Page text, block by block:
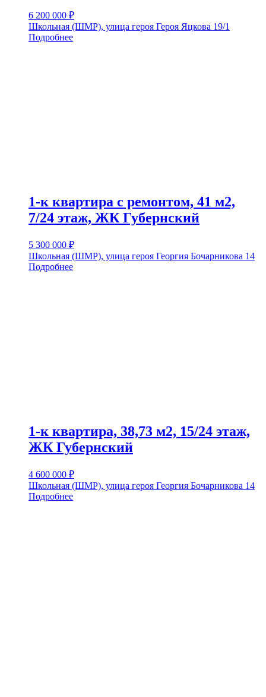
6 200 000 ₽
Школьная (ШМР), улица героя Героя Яцкова 19/1
Подробнее
1-к квартира с ремонтом, 41 м2,
7/24 этаж, ЖК Губернский
5 300 000 ₽
Школьная (ШМР), улица героя Георгия Бочарникова 14
Подробнее
1-к квартира, 38,73 м2, 15/24 этаж,
ЖК Губернский
4 600 000 ₽
Школьная (ШМР), улица героя Георгия Бочарникова 14
Подробнее